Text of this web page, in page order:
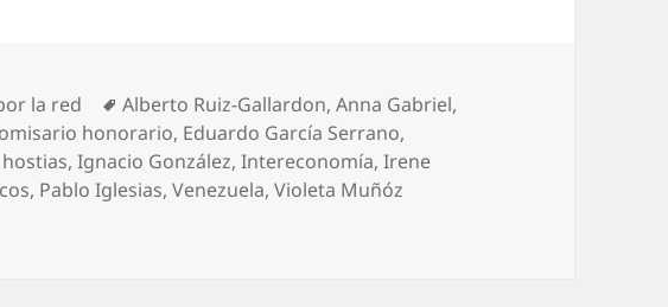
la red Etiquetas
Alberto Ruiz-Gallardon,Anna Gabriel,
honorario, Eduardo García Serrano,
hostias,Ignacio González,Intereconomía,Irene
, Pablo Iglesias,Venezuela,Violeta Muñóz